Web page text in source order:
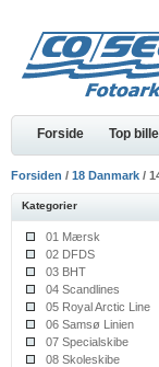
Forside Top
Forsiden / 18 Danmark /
Kategorier
01 Mærsk
02 DFDS
03 BHT
04 Scandlines
05 Royal Arctic Line
06 Samsø Linien
07 Specialskibe
08 Skoleskibe